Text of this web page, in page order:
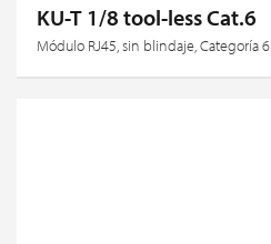
KU-T 1/8 tool-less Cat.6
Módulo RJ45, sin blindaje, Categoría 6